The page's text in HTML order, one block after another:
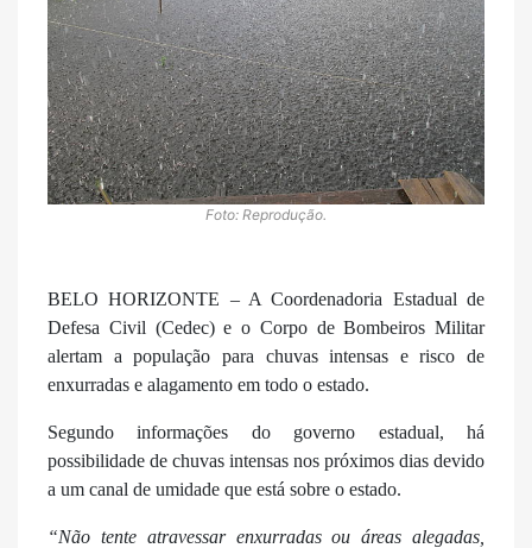
Foto: Reprodução.
BELO HORIZONTE – A Coordenadoria Estadual de
Defesa Civil (Cedec) e o Corpo de Bombeiros Militar
alertam a população para chuvas intensas e risco de
enxurradas e alagamento em todo o estado.
Segundo informações do governo estadual, há
possibilidade de chuvas intensas nos próximos dias devido
a um canal de umidade que está sobre o estado.
“Não tente atravessar enxurradas ou áreas alegadas,